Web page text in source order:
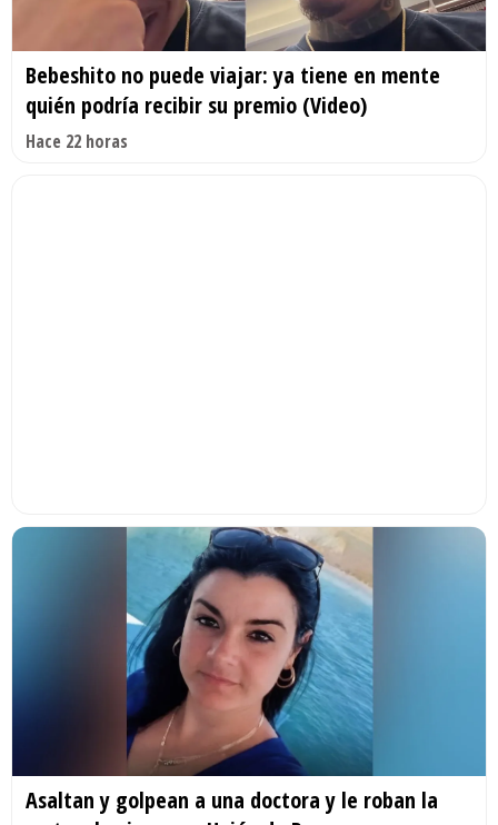
Bebeshito no puede viajar: ya tiene en mente
quién podría recibir su premio (Video)
Hace 22 horas
Asaltan y golpean a una doctora y le roban la